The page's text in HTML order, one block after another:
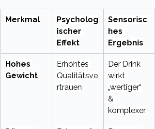
Merkmal
Psycholog
ischer
Effekt
Sensorisc
hes
Ergebnis
Hohes
Gewicht
Erhöhtes
Qualitätsve
rtrauen
Der Drink
wirkt
„wertiger“
&
komplexer